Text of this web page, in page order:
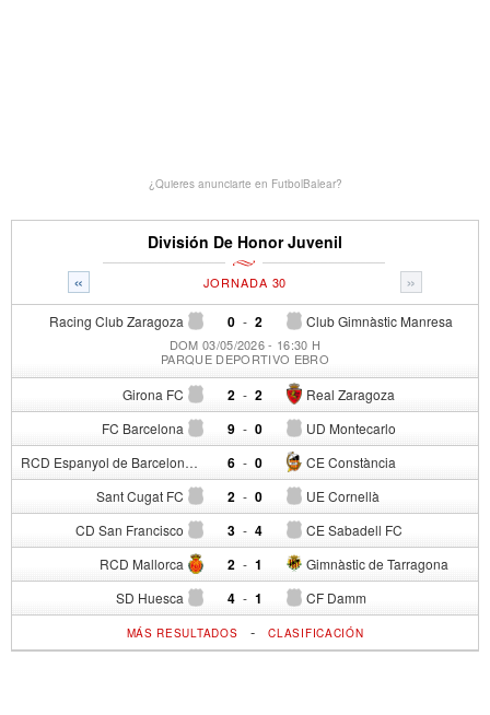
¿Quieres anunciarte en FutbolBalear?
División De Honor Juvenil
« »
JORNADA 30
Racing Club Zaragoza 0 - Club Gimnàstic Manresa
2
DOM 03/05/2026 - 16:30 H
PARQUE DEPORTIVO EBRO
Girona FC 2 - Real Zaragoza
2
FC Barcelona 9 - UD Montecarlo
0
RCD Espanyol de Barcelona 6 - CE Constància
0
Sant Cugat FC 2 - UE Cornellà
0
CD San Francisco 3 - CE Sabadell FC
4
RCD Mallorca 2 - Gimnàstic de Tarragona
1
SD Huesca 4 - CF Damm
1
MÁS RESULTADOS -CLASIFICACIÓN